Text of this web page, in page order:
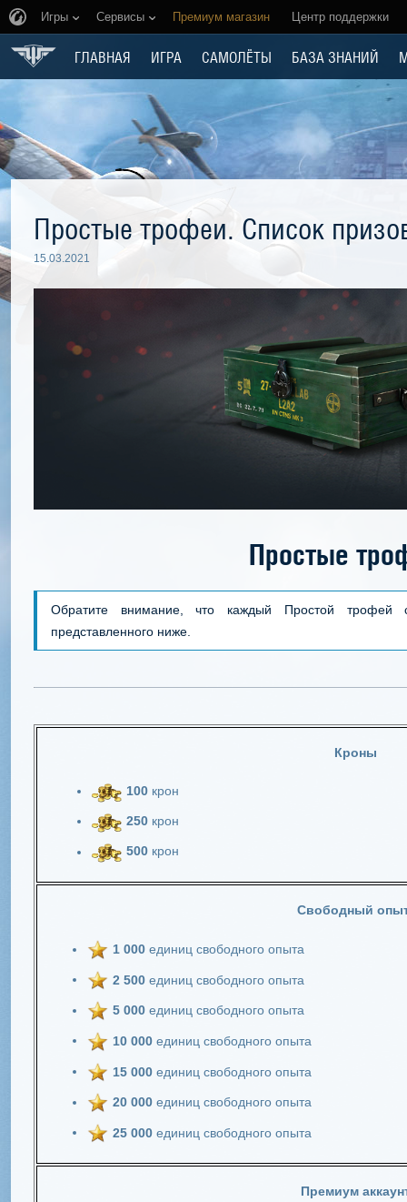
Игры Сервисы Премиум магазин Центр поддержки
ГЛАВНАЯ ИГРА САМОЛЁТЫ БАЗА ЗНАНИЙ
Простые трофеи. Список
15.03.2021
Простые
Обратите внимание, что каждый Простой
представленного ниже.
Кроны
100 крон
250 крон
500 крон
Свободный
1 000 единиц свободного опыта
2 500 единиц свободного опыта
5 000 единиц свободного опыта
10 000 единиц свободного опыта
15 000 единиц свободного опыта
20 000 единиц свободного опыта
25 000 единиц свободного опыта
Премиум